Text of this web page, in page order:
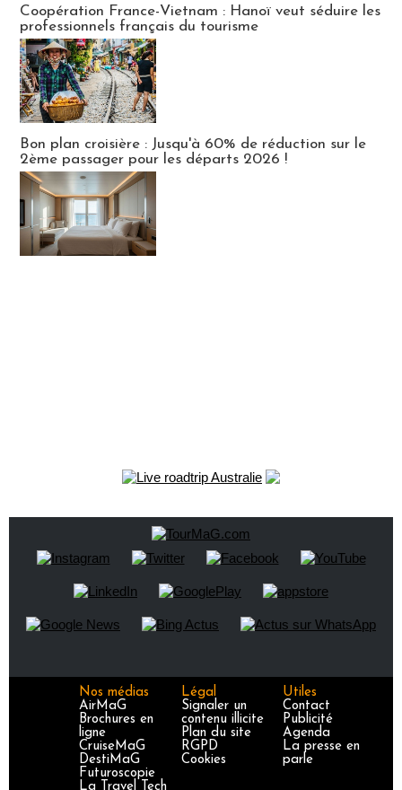
Coopération France-Vietnam : Hanoï veut séduire les
professionnels français du tourisme
Bon plan croisière : Jusqu'à 60% de réduction sur le
2ème passager pour les départs 2026 !
Nos médias
AirMaG
Brochures en
ligne
CruiseMaG
DestiMaG
Futuroscopie
La Travel Tech
Légal
Signaler un
contenu illicite
Plan du site
RGPD
Cookies
Utiles
Contact
Publicité
Agenda
La presse en
parle